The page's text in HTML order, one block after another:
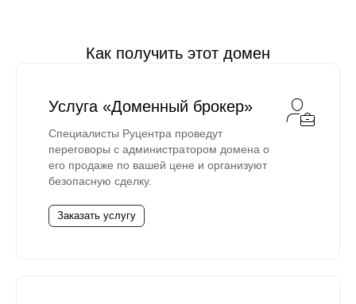
Как получить этот домен
Услуга «Доменный брокер»
Специалисты Руцентра проведут
переговоры с администратором домена о
его продаже по вашей цене и организуют
безопасную сделку.
Заказать услугу